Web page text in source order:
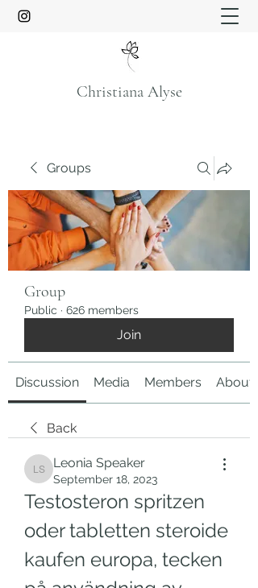
Christiana Alyse
Groups
Group
Public · 626 members
Join
Discussion Media Members About
Back
Leonia Speaker
Leonia Speaker
September 18, 2023
Testosteron spritzen
oder tabletten steroide
kaufen europa, tecken